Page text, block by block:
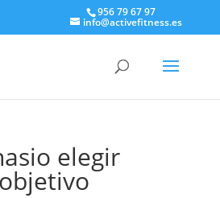
956 79 67 97
info@activefitness.es
elegir